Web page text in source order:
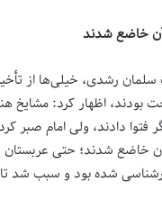
آن خاضع شدند
سلمان رشدی، خیلی‌ها از
بودند، اظهار کرد: مشایخ
فتوا دادند، ولی امام صبر
خاضع شدند؛ حتی
شده بود و سبب شد